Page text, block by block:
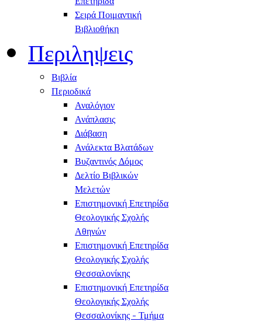
Σειρά Ποιμαντική
Βιβλιοθήκη
Περιληψεις
Βιβλία
Περιοδικά
Αναλόγιον
Ανάπλασις
Διάβαση
Ανάλεκτα Βλατάδων
Βυζαντινός Δόμος
Δελτίο Βιβλικών
Μελετών
Επιστημονική Επετηρίδα
Θεολογικής Σχολής
Αθηνών
Επιστημονική Επετηρίδα
Θεολογικής Σχολής
Θεσσαλονίκης
Επιστημονική Επετηρίδα
Θεολογικής Σχολής
Θεσσαλονίκης - Τμήμα